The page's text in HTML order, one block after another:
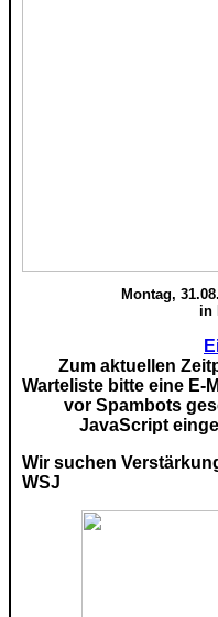
Montag,
in
Zum aktuellen
Warteliste bitte eine E-
vor Spambots
JavaScript
Wir suchen
WSJ